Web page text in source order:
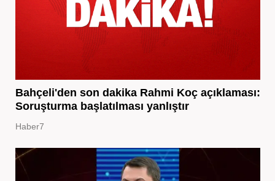
Bahçeli'den son dakika Rahmi Koç açıklaması:
Soruşturma başlatılması yanlıştır
Haber7